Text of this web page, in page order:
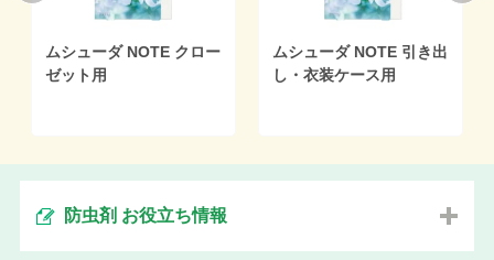
ムシューダ NOTE クロー
ゼット用
ムシューダ NOTE 引き出
し・衣装ケース用
防虫剤 お役立ち情報